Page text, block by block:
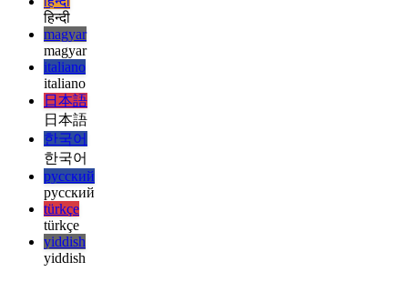
français
עברית
עברית
हिन्दी
हिन्दी
magyar
magyar
italiano
italiano
日本語
日本語
한국어
한국어
русский
русский
türkçe